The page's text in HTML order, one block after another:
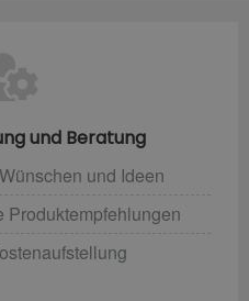
und Beratung
und Ideen